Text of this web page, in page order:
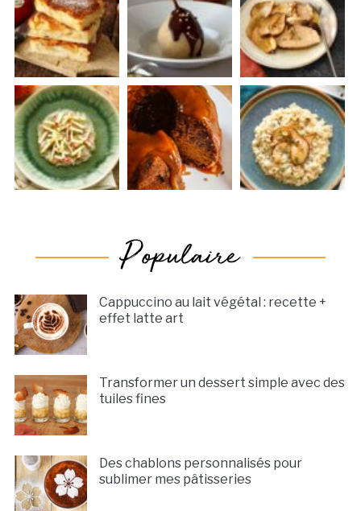
Cappuccino au lait végétal : recette +
effet latte art
Transformer un dessert simple avec des
tuiles fines
Des chablons personnalisés pour
sublimer mes pâtisseries